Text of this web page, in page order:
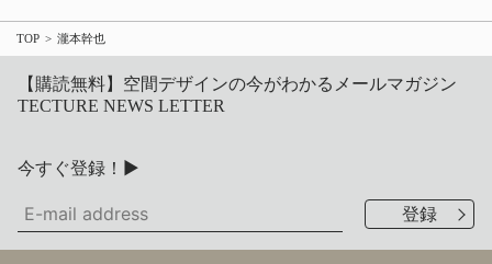
TOP 瀧本幹也
【購読無料】空間デザインの今がわかるメールマガジン
TECTURE NEWS LETTER
今すぐ登録！▶